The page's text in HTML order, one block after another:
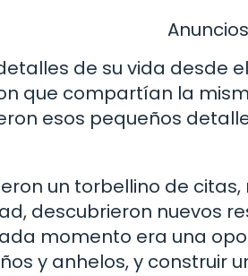
Anuncios
de su vida desde
que compartían la
esos pequeños
un torbellino de
descubrieron nuevos
momento era una
y anhelos, y construir